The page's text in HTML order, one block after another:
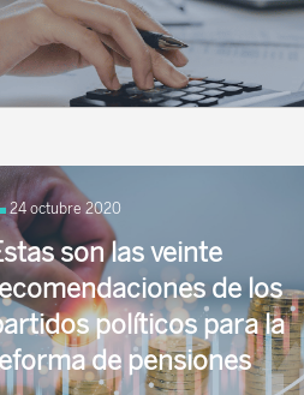
10.476.332 pensiones a cerca de
de abril, que asciende a 14.336,2
24 octubre 2020
son las veinte
de los
políticos para la
de pensiones